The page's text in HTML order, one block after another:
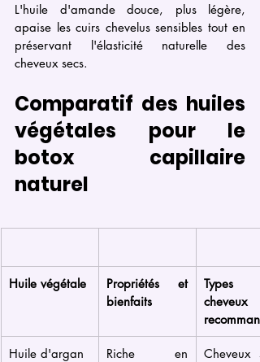
L'huile d'amande douce, plus légère,
apaise les cuirs chevelus sensibles tout en
préservant l'élasticité naturelle des
cheveux secs.
Comparatif des huiles
végétales pour le
botox capillaire
naturel
Huile végétale
Propriétés et
bienfaits
Types
cheveux
Huile d'argan
Riche en
Cheveux